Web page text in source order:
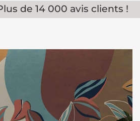
Plus de 14 000 avis clients !